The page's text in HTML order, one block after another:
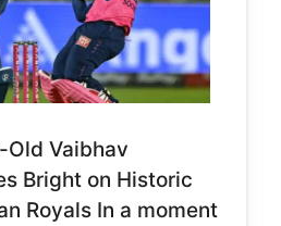
Old Vaibhav
Bright on Historic
Royals In a moment